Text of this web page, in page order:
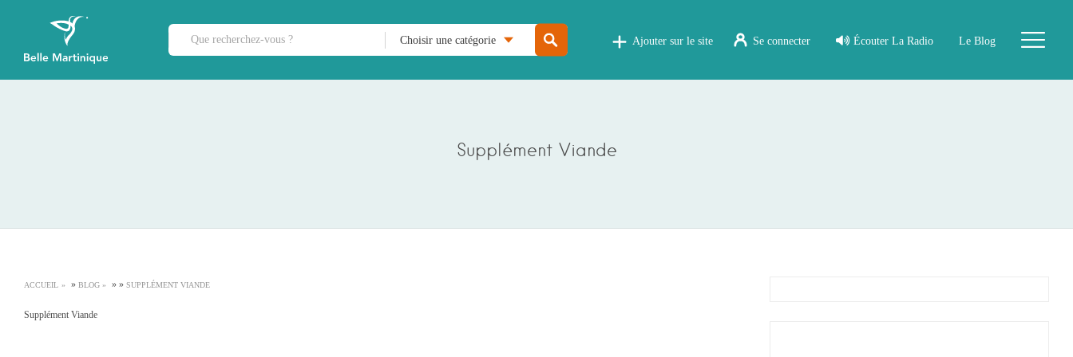
Choisir une catégorie Ajouter sur le site Se connecter Écouter La Radio Le Blog
Supplément Viande
ACCUEIL » BLOG » » SUPPLÉMENT VIANDE
Supplément Viande